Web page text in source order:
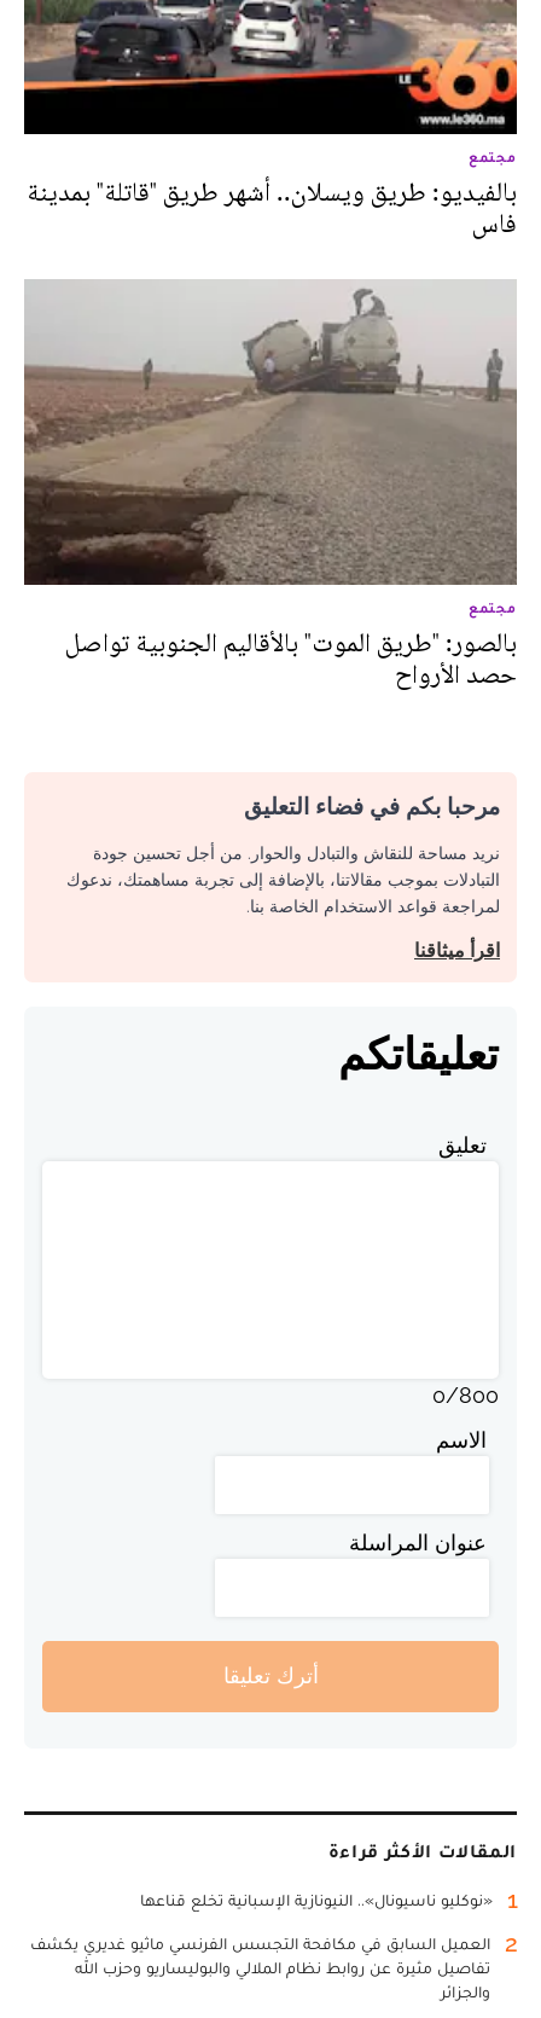
مجتمع
بالفيديو: طريق ويسلان.. أشهر طريق "قاتلة" بمدينة
فاس
مجتمع
بالصور: "طريق الموت" بالأقاليم الجنوبية تواصل
حصد الأرواح
مرحبا بكم في فضاء التعليق
نريد مساحة للنقاش والتبادل والحوار. من أجل تحسين جودة
التبادلات بموجب مقالاتنا، بالإضافة إلى تجربة مساهمتك، ندعوك
لمراجعة قواعد الاستخدام الخاصة بنا.
اقرأ ميثاقنا
تعليقاتكم
تعليق
0/800
الاسم
عنوان المراسلة
أترك تعليقا
المقالات الأكثر قراءة
1 «نوكليو ناسيونال».. النيونازية الإسبانية تخلع قناعها
2
العميل السابق في مكافحة التجسس الفرنسي ماثيو غديري يكشف
تفاصيل مثيرة عن روابط نظام الملالي والبوليساريو وحزب الله
والجزائر